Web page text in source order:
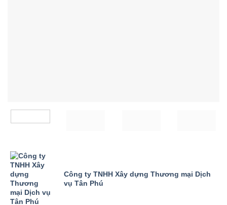
Công ty TNHH Xây dựng Thương mại Dịch
vụ Tân Phú